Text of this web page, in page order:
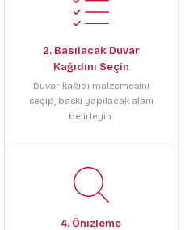
2. Basılacak Duvar
Kağıdını Seçin
Duvar kağıdı malzemesini
seçip, baskı yapılacak alanı
belirleyin.
4. Önizleme